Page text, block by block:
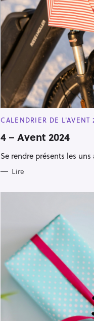
C
T
E
O
R
CALENDRIER DE L'AVENT
4 – Avent 2024
Se rendre présents les uns
Lire